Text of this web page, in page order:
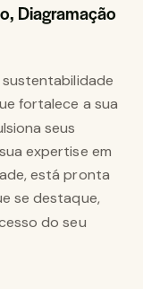
Diagramação